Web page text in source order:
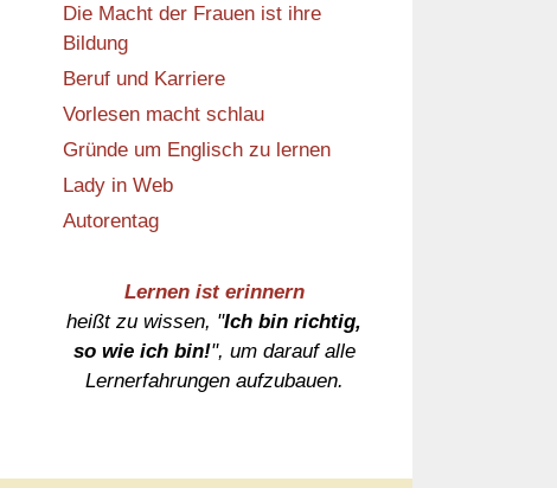
Die Macht der Frauen ist ihre
Bildung
Beruf und Karriere
Vorlesen macht schlau
Gründe um Englisch zu lernen
Lady in Web
Autorentag
Lernen ist erinnern
heißt zu wissen, "Ich bin richtig,
so wie ich bin!", um darauf alle
Lernerfahrungen aufzubauen.